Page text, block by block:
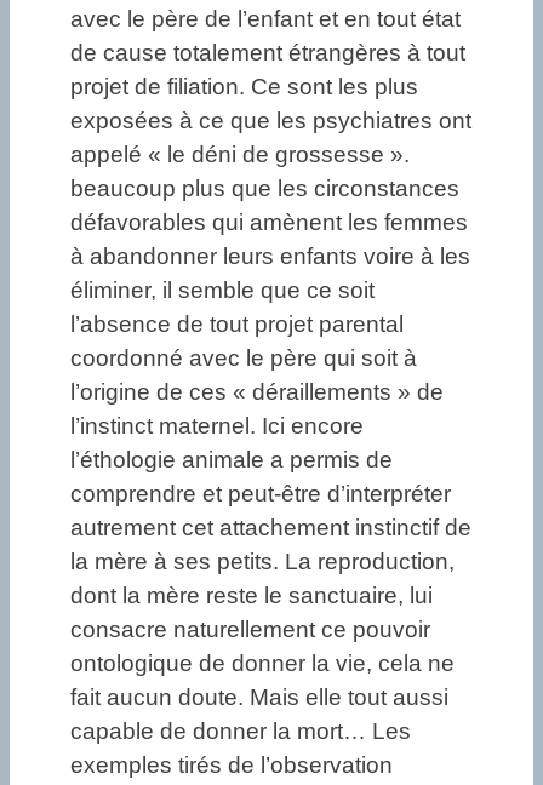
avec le père de l’enfant et en tout état
de cause totalement étrangères à tout
projet de filiation. Ce sont les plus
exposées à ce que les psychiatres ont
appelé « le déni de grossesse ».
beaucoup plus que les circonstances
défavorables qui amènent les femmes
à abandonner leurs enfants voire à les
éliminer, il semble que ce soit
l’absence de tout projet parental
coordonné avec le père qui soit à
l’origine de ces « déraillements » de
l’instinct maternel. Ici encore
l’éthologie animale a permis de
comprendre et peut-être d’interpréter
autrement cet attachement instinctif de
la mère à ses petits. La reproduction,
dont la mère reste le sanctuaire, lui
consacre naturellement ce pouvoir
ontologique de donner la vie, cela ne
fait aucun doute. Mais elle tout aussi
capable de donner la mort… Les
exemples tirés de l’observation